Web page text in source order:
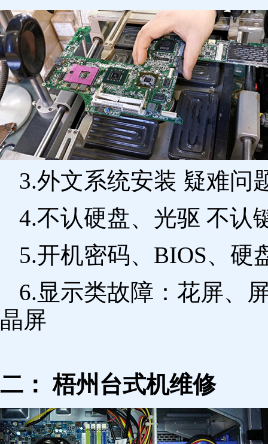
3.外文系统安装 疑难问
4.不认硬盘、光驱 不认
5.开机密码、BIOS、硬
6.显示类故障：花屏、
晶屏
二： 梧州台式机维修